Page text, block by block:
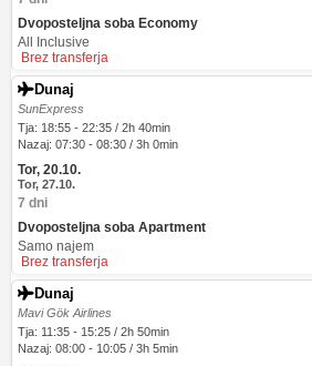
Dvoposteljna soba Economy
All Inclusive
Brez transferja
Dunaj
SunExpress
Tja: 18:55 - 22:35 / 2h 40min
Nazaj: 07:30 - 08:30 / 3h 0min
Tor, 20.10.
Tor, 27.10.
7 dni
Dvoposteljna soba Apartment
Samo najem
Brez transferja
Dunaj
Mavi Gök Airlines
Tja: 11:35 - 15:25 / 2h 50min
Nazaj: 08:00 - 10:05 / 3h 5min